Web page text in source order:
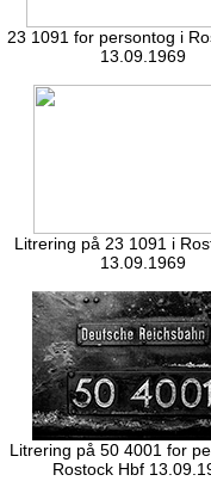
23 1091 for persontog i
13.09.1969
Litrering på 23 1091 i
13.09.1969
Litrering på 50 4001 for
Rostock Hbf